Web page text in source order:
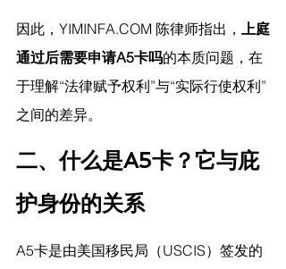
因此， YIMINFA.COM 陈律师指出， 上庭
通过后需要申请A5卡吗的本质问题，在
于理解“法律赋予权利”与“实际行使权利”
之间的差异。
二、什么是A5卡？它与庇
护身份的关系
A5卡是由美国移民局（USCIS）签发的